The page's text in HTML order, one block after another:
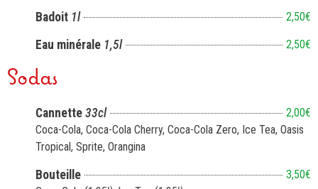
Badoit 1l 2,50€
Eau minérale 1,5l 2,50€
Sodas
Cannette 33cl
2,00€
Coca-Cola, Coca-Cola Cherry, Coca-Cola Zero, Ice Tea, Oasis
Tropical, Sprite, Orangina
Bouteille
3,50€